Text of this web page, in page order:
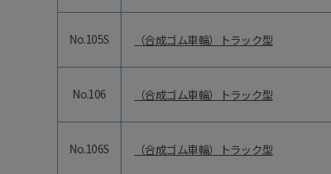
No.105S （合成ゴム車輪）トラック型
No.106 （合成ゴム車輪）トラック型
No.106S （合成ゴム車輪）トラック型